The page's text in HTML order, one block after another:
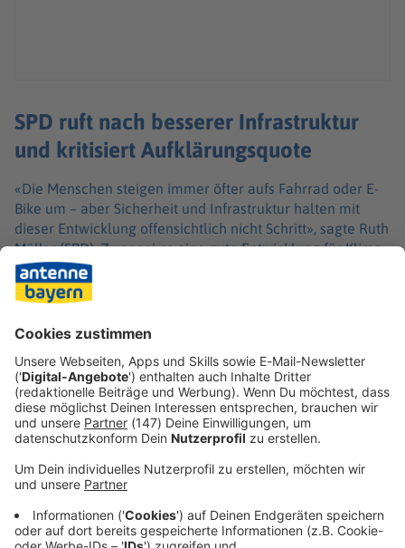
SPD ruft nach besserer Infrastruktur
und kritisiert Aufklärungsquote
«Die Menschen steigen immer öfter aufs Fahrrad oder E-
Bike um – aber Sicherheit und Infrastruktur halten mit
dieser Entwicklung offensichtlich nicht Schritt», sagte Ruth
Müller (SPD). Zwar sei es eine gute Entwicklung für Klima,
Gesundheit und Mobilität im ländlichen Raum, wenn mehr
Menschen auf Fahrrädern unterwegs seien. Die hohen
Unfallzahlen zeigten aber auch, dass die Infrastruktur
verbessert werden müsse. Auch die Zahl der Diebstähle
davon ab, Geld in hochwertige Fahrräder und E-Bikes zu
investieren.